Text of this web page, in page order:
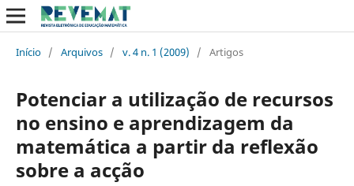
Início / Arquivos / v. 4 n. 1 (2009) / Artigos
Potenciar a utilização de recursos
no ensino e aprendizagem da
matemática a partir da reflexão
sobre a acção